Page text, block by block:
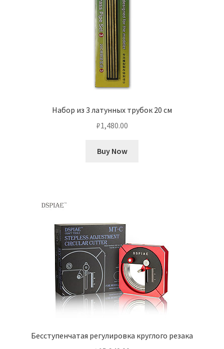
Набор из 3 латунных трубок 20 см
₽1,480.00
Buy Now
Бесступенчатая регулировка круглого резака